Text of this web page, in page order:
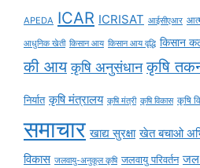
APEDA ICAR ICRISAT आईसीएआर
आधुनिक खेती किसान आय किसान आय वृद्धि किसान
की आय कृषि अनुसंधान कृषि
निर्यात कृषि मंत्रालय कृषि मंत्री कृषि विकास कृषि
समाचार खाद्य सुरक्षा खेत बचाओ
विकास जलवायु-अनुकूल कृषि जलवायु परिवर्तन जल